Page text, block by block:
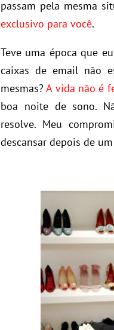
passam pela mesma
exclusivo para você.
Teve uma época que
caixas de email não
mesmas?A vida não é
boa noite de sono.
resolve. Meu
descansar depois de